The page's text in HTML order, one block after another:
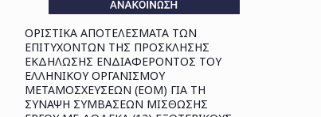
ΟΡΙΣΤΙΚΑ ΑΠΟΤΕΛΕΣΜΑΤΑ ΤΩΝ
ΕΠΙΤΥΧΟΝΤΩΝ ΤΗΣ ΠΡΟΣΚΛΗΣΗΣ
ΕΚΔΗΛΩΣΗΣ ΕΝΔΙΑΦΕΡΟΝΤΟΣ ΤΟΥ
ΕΛΛΗΝΙΚΟΥ ΟΡΓΑΝΙΣΜΟΥ
ΜΕΤΑΜΟΣΧΕΥΣΕΩΝ (ΕΟΜ) ΓΙΑ ΤΗ
ΣΥΝΑΨΗ ΣΥΜΒΑΣΕΩΝ ΜΙΣΘΩΣΗΣ